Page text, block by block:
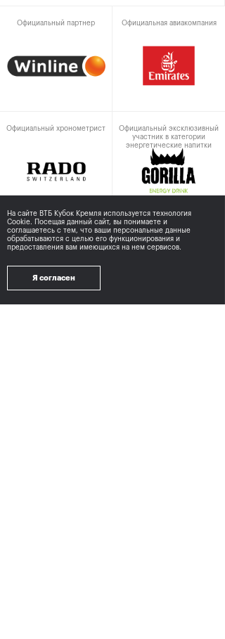
Официальный партнер Официальная авиакомпания
Официальный хронометрист
Официальный эксклюзивный
участник в категории
энергетические напитки
При поддержке
На сайте ВТБ Кубок Кремля используется технология
Cookie. Посещая данный сайт, вы понимаете и
соглашаетесь с тем, что ваши персональные данные
обрабатываются с целью его функционирования и
предоставления вам имеющихся на нем сервисов.
Я согласен